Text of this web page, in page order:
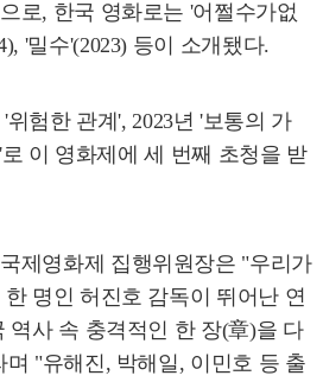
로, 한국 영화로는 '어쩔수가없
'밀수'(2023) 등이 소개됐다.
험한 관계', 2023년 '보통의 가
이 영화제에 세 번째 초청을 받
제영화제 집행위원장은 "우리가
명인 허진호 감독이 뛰어난 연
역사 속 충격적인 한 장(章)을 다
"유해진, 박해일, 이민호 등 출